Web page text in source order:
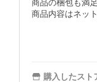
商品の梱包も満
商品内容はネッ
購入したスト